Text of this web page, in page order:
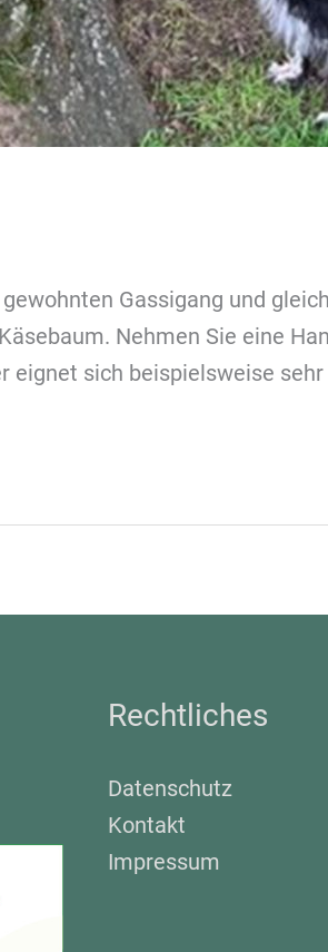
Gassigang und
Nehmen Sie eine
sich beispielsweise
Rechtliches
Datenschutz
Kontakt
Impressum